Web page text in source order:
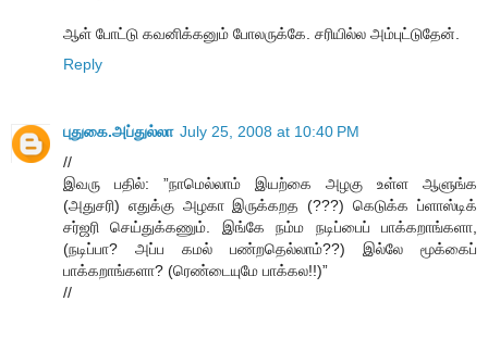
ஆள் போட்டு கவனிக்கனும் போலருக்கே. சரியில்ல அம்புட்டுதேன்.
Reply
புதுகை.அப்துல்லா July 25, 2008 at 10:40 PM
//
இவரு பதில்: ”நாமெல்லாம் இயற்கை அழகு உள்ள ஆளுங்க
(அதுசரி) எதுக்கு அழகா இருக்கறத (???) கெடுக்க ப்ளாஸ்டிக்
சர்ஜரி செய்துக்கணும். இங்கே நம்ம நடிப்பைப் பாக்கறாங்களா,
(நடிப்பா? அப்ப கமல் பண்றதெல்லாம்??) இல்லே மூக்கைப்
பாக்கறாங்களா? (ரெண்டையுமே பாக்கல!!)”
//